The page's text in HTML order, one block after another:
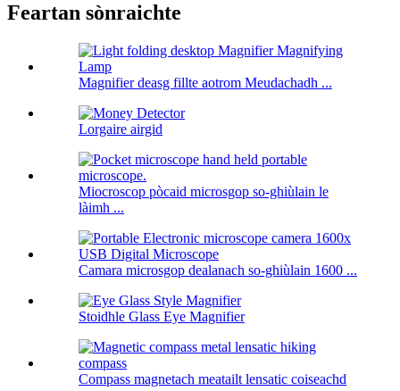
Feartan sònraichte
Magnifier deasg fillte aotrom Meudachadh ...
Lorgaire airgid
Miocroscop pòcaid microsgop so-ghiùlain le
làimh ...
Camara microsgop dealanach so-ghiùlain 1600 ...
Stoidhle Glass Eye Magnifier
Compass magnetach meatailt lensatic coiseachd